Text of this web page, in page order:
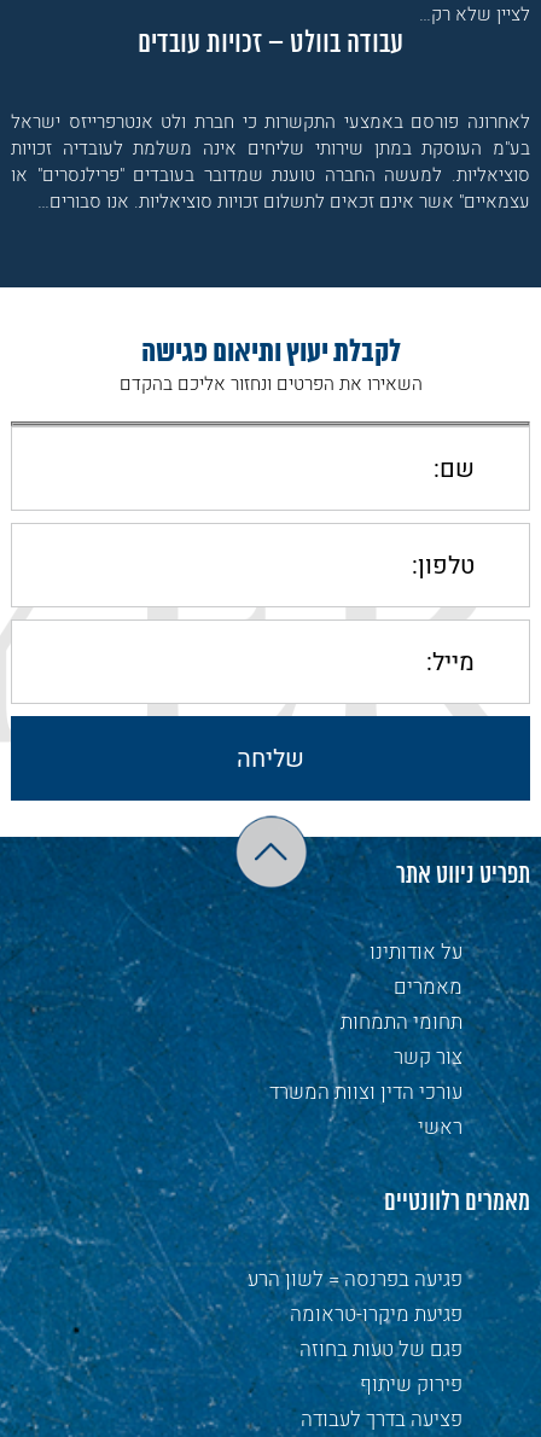
לציין שלא רק…
עבודה בוולט – זכויות עובדים
לאחרונה פורסם באמצעי התקשרות כי חברת ולט אנטרפרייזס ישראל
בע"מ העוסקת במתן שירותי שליחים אינה משלמת לעובדיה זכויות
סוציאליות. למעשה החברה טוענת שמדובר בעובדים "פרילנסרים" או
עצמאיים" אשר אינם זכאים לתשלום זכויות סוציאליות. אנו סבורים…
לקבלת יעוץ ותיאום פגישה
השאירו את הפרטים ונחזור אליכם בהקדם
תפריט ניווט אתר
על אודותינו
מאמרים
תחומי התמחות
צור קשר
עורכי הדין וצוות המשרד
ראשי
מאמרים רלוונטיים
פגיעה בפרנסה = לשון הרע
פגיעת מיקרו-טראומה
פגם של טעות בחוזה
פירוק שיתוף
פציעה בדרך לעבודה